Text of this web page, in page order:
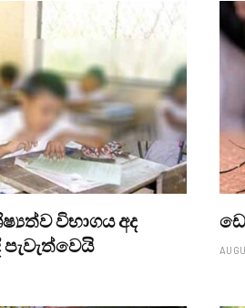
විභාගය අද